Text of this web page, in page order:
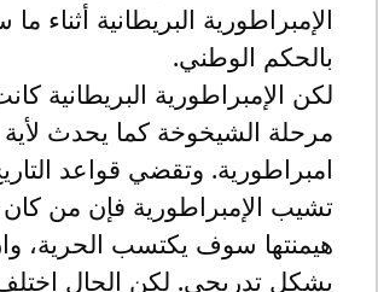
الإمبراطورية البريطانية أثناء
بالحكم الوطني.
لكن الإمبراطورية البريطانية
مرحلة الشيخوخة كما يحدث لأية
امبراطورية. وتقضي قواعد
تشيب الإمبراطورية فإن من
هيمنتها سوف يكتسب الحرية،
بشكل تدريجي. لكن الحال